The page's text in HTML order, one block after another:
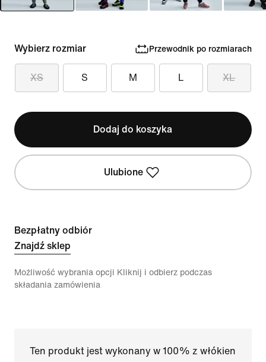
Wybierz rozmiar Przewodnik po rozmiarach
XS S M L XL
Dodaj do koszyka
Ulubione
Bezpłatny odbiór
Znajdź sklep
Możliwość wybrania opcji Kliknij i odbierz podczas
składania zamówienia
Ten produkt jest wykonany w 100% z włókien